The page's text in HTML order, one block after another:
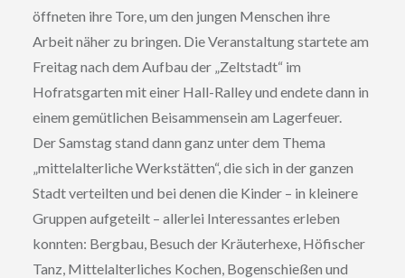
öffneten ihre Tore, um den jungen Menschen ihre
Arbeit näher zu bringen. Die Veranstaltung startete am
Freitag nach dem Aufbau der „Zeltstadt“ im
Hofratsgarten mit einer Hall-Ralley und endete dann in
einem gemütlichen Beisammensein am Lagerfeuer.
Der Samstag stand dann ganz unter dem Thema
„mittelalterliche Werkstätten“, die sich in der ganzen
Stadt verteilten und bei denen die Kinder – in kleinere
Gruppen aufgeteilt – allerlei Interessantes erleben
konnten: Bergbau, Besuch der Kräuterhexe, Höfischer
Tanz, Mittelalterliches Kochen, Bogenschießen und